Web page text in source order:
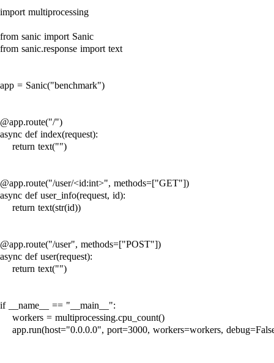
import multiprocessing
from sanic import Sanic
from sanic.response import text
app = Sanic("benchmark")
@app.route("/")
async def index(request):
    return text("")
@app.route("/user/<id:int>", methods=["GET"])
async def user_info(request, id):
    return text(str(id))
@app.route("/user", methods=["POST"])
async def user(request):
    return text("")
if __name__ == "__main__":
    workers = multiprocessing.cpu_count()
app.run(host="0.0.0.0", port=3000, workers=workers,